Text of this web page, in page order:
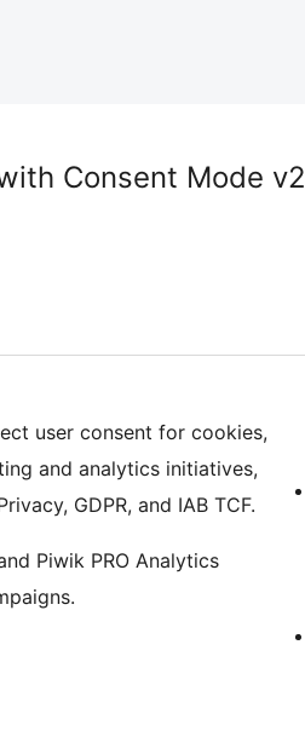
Consent Mode v2
user consent for cookies,
and analytics initiatives,
GDPR, and IAB TCF.
Piwik PRO Analytics